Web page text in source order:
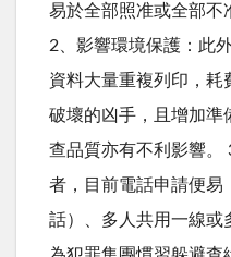
易於全部照准或全部不
2、影響環境保護：此
資料大量重複列印，耗
破壞的凶手，且增加準
查品質亦有不利影響。
者，目前電話申請便易
話）、多人共用一線或